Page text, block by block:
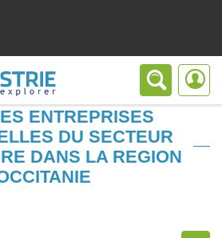
ENTREPRISES
DU SECTEUR
DANS LA REGION